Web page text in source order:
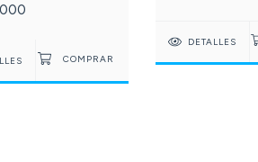
Ac/dc c
DETALLES